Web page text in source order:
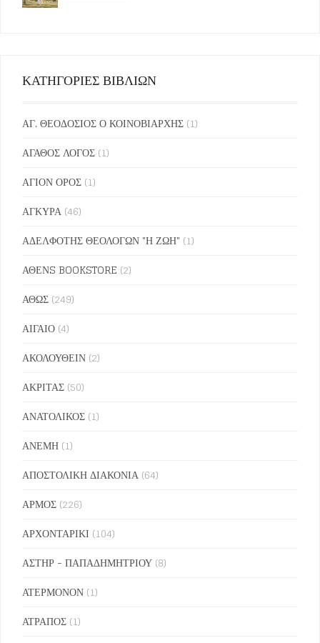
ΚΑΤΗΓΟΡΙΕΣ ΒΙΒΛΙΩΝ
ΑΓ. ΘΕΟΔΟΣΙΟΣ Ο ΚΟΙΝΟΒΙΑΡΧΗΣ (1)
ΑΓΑΘΟΣ ΛΟΓΟΣ (1)
ΑΓΙΟΝ ΟΡΟΣ (1)
ΑΓΚΥΡΑ (46)
ΑΔΕΛΦΟΤΗΣ ΘΕΟΛΟΓΩΝ "Η ΖΩΗ" (1)
ΑΘΕΝS BOOKSTORE (2)
ΑΘΩΣ (249)
ΑΙΓΑΙΟ (4)
ΑΚΟΛΟΥΘΕΙΝ (2)
ΑΚΡΙΤΑΣ (50)
ΑΝΑΤΟΛΙΚΟΣ (1)
ΑΝΕΜΗ (1)
ΑΠΟΣΤΟΛΙΚΗ ΔΙΑΚΟΝΙΑ (64)
ΑΡΜΟΣ (226)
ΑΡΧΟΝΤΑΡΙΚΙ (104)
ΑΣΤΗΡ - ΠΑΠΑΔΗΜΗΤΡΙΟΥ (8)
ΑΤΕΡΜΟΝΟΝ (1)
ΑΤΡΑΠΟΣ (1)